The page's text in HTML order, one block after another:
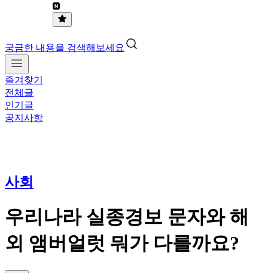
궁금한 내용을 검색해보세요
즐겨찾기
전체글
인기글
공지사항
사회
우리나라 실종경보 문자와 해
외 앰버얼럿 뭐가 다를까요?